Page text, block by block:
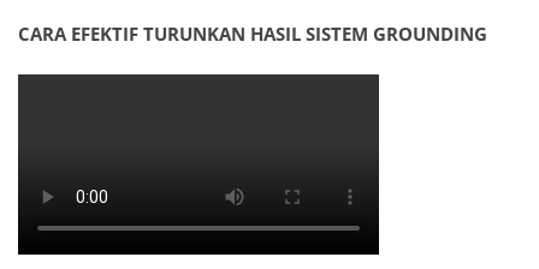
CARA EFEKTIF TURUNKAN HASIL SISTEM GROUNDING